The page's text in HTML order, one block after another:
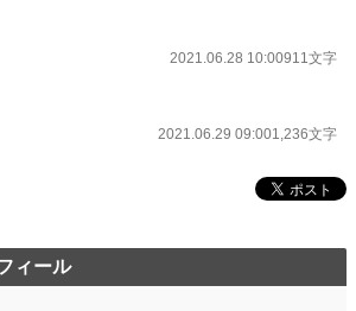
2021.06.28 10:00911文字
2021.06.29 09:001,236文字
ィール